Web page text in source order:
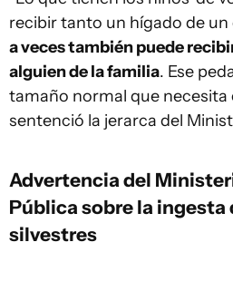
recibir tanto un hígado de
a veces también puede
alguien de la familia. Ese
tamaño normal que necesita
sentenció la jerarca del
Advertencia del
Pública sobre la ingesta
silvestres